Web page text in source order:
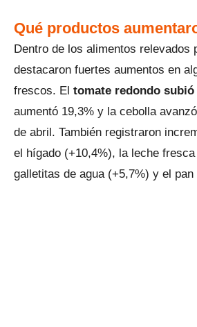
Qué productos
Dentro de los alimentos relevados
destacaron fuertes aumentos en
frescos. El tomate redondo subió
aumentó 19,3% y la cebolla
de abril. También registraron
el hígado (+10,4%), la leche
galletitas de agua (+5,7%) y el